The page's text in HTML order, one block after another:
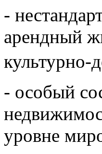
-
арендный
культурно-
- особый
уровне